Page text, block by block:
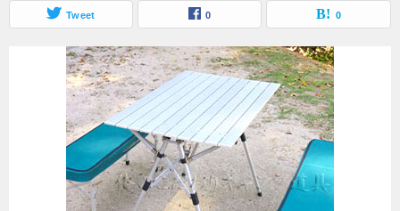
Tweet 0 0